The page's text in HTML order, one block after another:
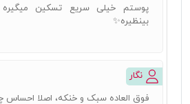
پوستم خیلی سریع تسکین میگیره
بینظیره✨️
نگار
فوق العاده سبک و خنکه، اصلا احساس